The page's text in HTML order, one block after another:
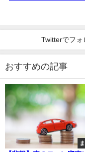
Twitterでフォ
おすすめの記事